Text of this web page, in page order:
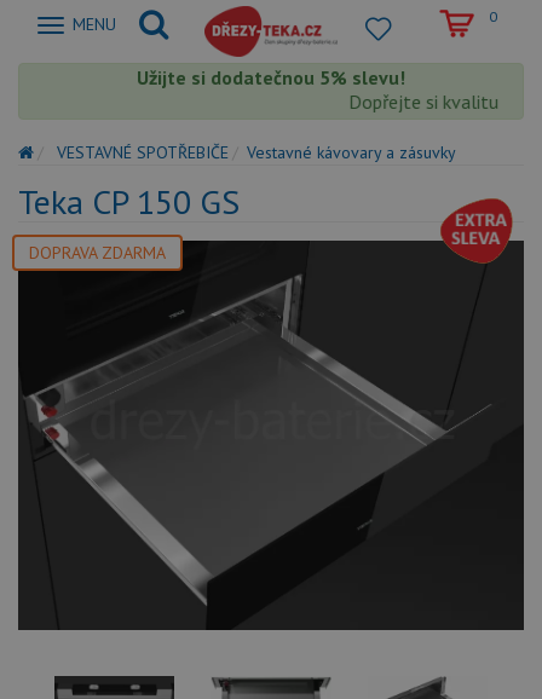
Zobrazit
MENU 0
Užijte si dodatečnou 5% slevu!
Dopřejte si kvalitu
VESTAVNÉ SPOTŘEBIČE Vestavné kávovary a zásuvky
Teka CP 150 GS
DOPRAVA ZDARMA